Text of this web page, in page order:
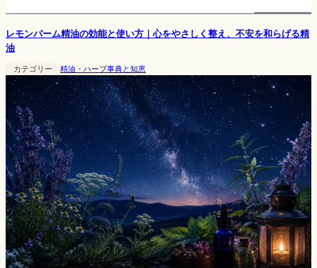
レモンバーム精油の効能と使い方｜心をやさしく整え、不安を和らげる精
油
カテゴリー 精油・ハーブ事典と知恵